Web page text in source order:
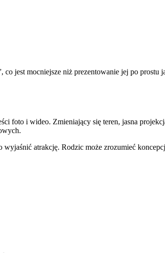
jest mocniejsze niż prezentowanie jej po
foto i wideo. Zmieniający się teren, jasna
atrakcję. Rodzic może zrozumieć